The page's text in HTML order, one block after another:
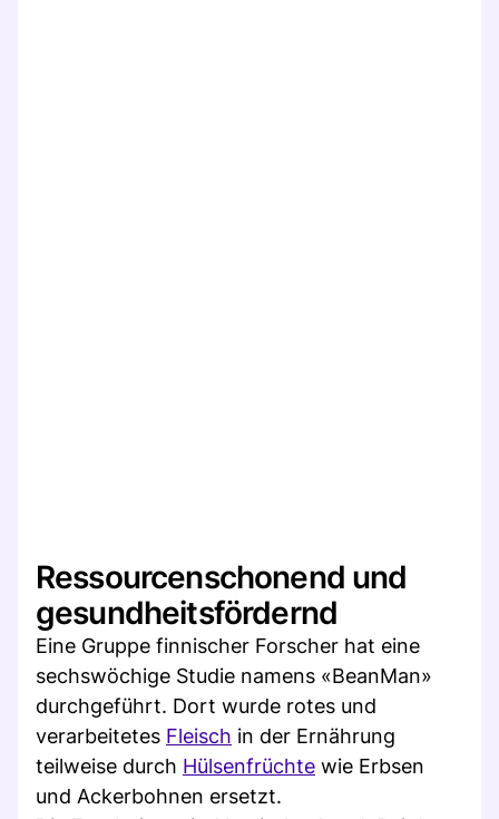
Ressourcenschonend und
gesundheitsfördernd
Eine Gruppe finnischer Forscher hat eine
sechswöchige Studie namens «BeanMan»
durchgeführt. Dort wurde rotes und
verarbeitetes Fleisch in der Ernährung
teilweise durch Hülsenfrüchte wie Erbsen
und Ackerbohnen ersetzt.